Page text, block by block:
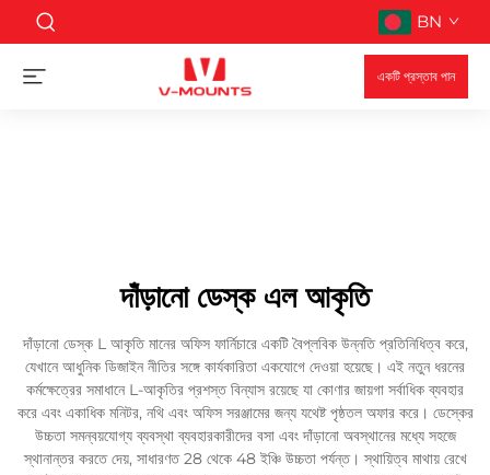
BN
একটি প্রস্তাব পান
দাঁড়ানো ডেস্ক এল আকৃতি
দাঁড়ানো ডেস্ক L আকৃতি মানের অফিস ফার্নিচারে একটি বৈপ্লবিক উন্নতি প্রতিনিধিত্ব করে,
যেখানে আধুনিক ডিজাইন নীতির সঙ্গে কার্যকারিতা একযোগে দেওয়া হয়েছে। এই নতুন ধরনের
কর্মক্ষেত্রের সমাধানে L-আকৃতির প্রশস্ত বিন্যাস রয়েছে যা কোণার জায়গা সর্বাধিক ব্যবহার
করে এবং একাধিক মনিটর, নথি এবং অফিস সরঞ্জামের জন্য যথেষ্ট পৃষ্ঠতল অফার করে। ডেস্কের
উচ্চতা সমন্বয়যোগ্য ব্যবস্থা ব্যবহারকারীদের বসা এবং দাঁড়ানো অবস্থানের মধ্যে সহজে
স্থানান্তর করতে দেয়, সাধারণত 28 থেকে 48 ইঞ্চি উচ্চতা পর্যন্ত। স্থায়িত্ব মাথায় রেখে